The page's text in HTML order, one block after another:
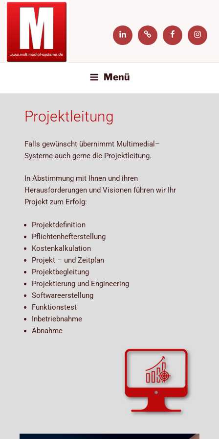
MULTIMEDIAL-SYSTEME
Wir bieten die Lösungen
Menü
Projektleitung
Falls gewünscht übernimmt Multimedial–
Systeme auch gerne die Projektleitung.​
In Abstimmung mit Ihnen und ihren
Herausforderungen und Visionen führen​ wir Ihr
Projekt zum Erfolg:​
Projektdefinition​
Pflichtenhefterstellung​
Kostenkalkulation​
Projekt – und Zeitplan​
Projektbegleitung​
Projektierung und Engineering​
Softwareerstellung​
Funktionstest​
Inbetriebnahme​
Abnahme​